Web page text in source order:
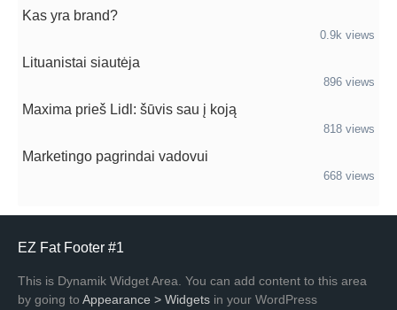
Kas yra brand?
0.9k views
Lituanistai siautėja
896 views
Maxima prieš Lidl: šūvis sau į koją
818 views
Marketingo pagrindai vadovui
668 views
EZ Fat Footer #1
This is Dynamik Widget Area. You can add content to this area
by going to Appearance > Widgets in your WordPress